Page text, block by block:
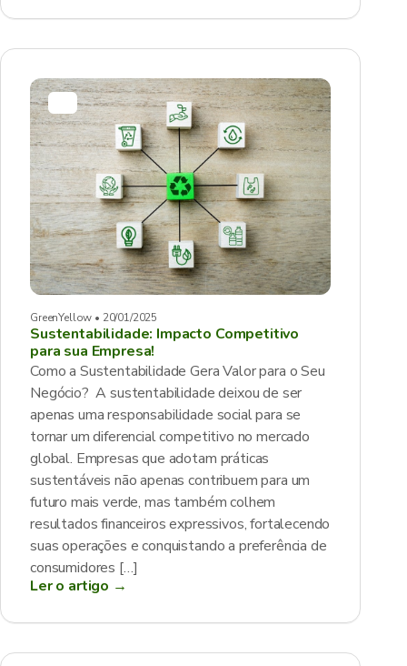
GreenYellow • 20/01/2025
Sustentabilidade: Impacto Competitivo
para sua Empresa!
Como a Sustentabilidade Gera Valor para o Seu
Negócio? A sustentabilidade deixou de ser
apenas uma responsabilidade social para se
tornar um diferencial competitivo no mercado
global. Empresas que adotam práticas
sustentáveis não apenas contribuem para um
futuro mais verde, mas também colhem
resultados financeiros expressivos, fortalecendo
suas operações e conquistando a preferência de
consumidores […]
Ler o artigo →